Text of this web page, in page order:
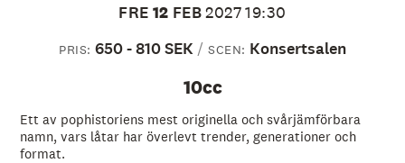
FRE 12 FEB202719:30
PRIS: 650 - 810 SEK SCEN: Konsertsalen
10cc
Ett av pophistoriens mest originella och svårjämförbara
namn, vars låtar har överlevt trender, generationer och
format.